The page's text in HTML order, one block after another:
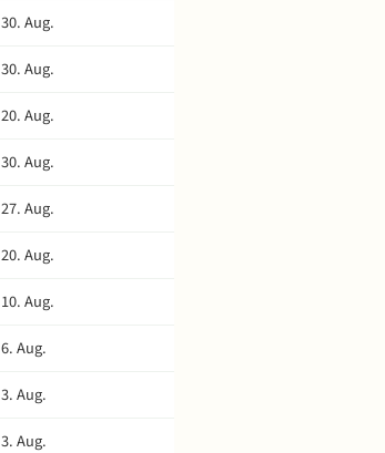
30. Aug.
30. Aug.
20. Aug.
30. Aug.
27. Aug.
20. Aug.
10. Aug.
6. Aug.
3. Aug.
3. Aug.